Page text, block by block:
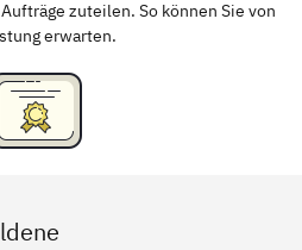
zuteilen. So können Sie von
erwarten.